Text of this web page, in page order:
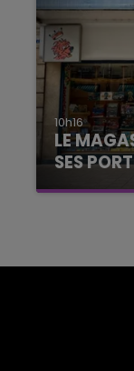
10h16
LE
SES
C'était